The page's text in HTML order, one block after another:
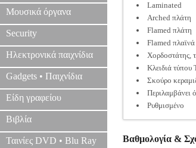
Μουσικά όργανα
Security
Ηλεκτρονικά παιχνίδια
Gadgets • Παιχνίδια
Είδη γραφείου
Βιβλία
Ταινίες DVD • Blu Ray
Laminated
Arched πλάτη
Flamed πλάτη
Flamed πλαϊνά
Χορδοστάτης,
Κλειδιά τύπου
Σκούρο
Περιλαμβάνει
Ρυθμισμένο
Βαθμολογία &